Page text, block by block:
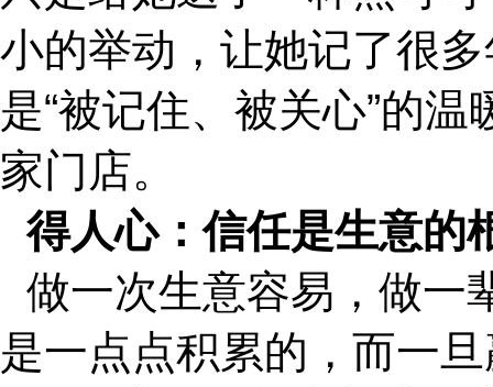
小的举动，让她记了很
是“被记住、被关心”的
家门店。
得人心：信任是生意的
做一次生意容易，做一
是一点点积累的，而一